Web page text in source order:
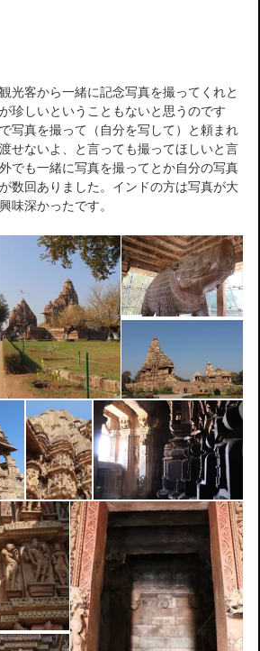
光客から一緒に記念写真を撮ってくれと
珍しいということもないと思うのです
写真を撮って（自分を写して）と頼まれ
せないよ、と言っても撮ってほしいと言
でも一緒に写真を撮ってとか自分の写真
数回ありました。インドの方は写真が大
味深かったです。